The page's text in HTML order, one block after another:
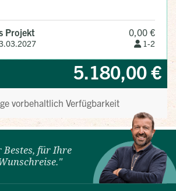
Bestes, für Ihre